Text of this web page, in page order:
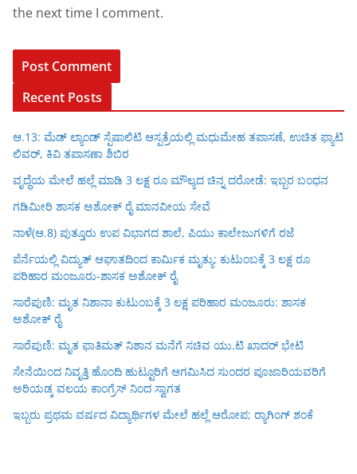
the next time I comment.
Recent Posts
ಆ.13: ಮೆಡ್ ಲ್ಯಾಂಡ್ ಸ್ಪೆಷಾಲಿಟಿ ಆಸ್ಪತ್ರೆಯಲ್ಲಿ ಮಧುಮೇಹ ತಪಾಸಣೆ, ಉಚಿತ ಫ್ಯಾಟಿ
ಲಿವರ್, ಕಿವಿ ತಪಾಸಣಾ ಶಿಬಿರ
ವೃದ್ಧೆಯ ಮೇಲೆ ಹಲ್ಲೆ ಮಾಡಿ 3 ಲಕ್ಷ ರೂ ಮೌಲ್ಯದ ಚಿನ್ನ ದರೋಡೆ: ಇಬ್ಬರ ಬಂಧನ
ಗಡಿಮೀರಿ ಶಾಸಕ ಅಶೋಕ್ ರೈ ಮಾನವೀಯ ಸೇವೆ
ನಾಳೆ(ಆ.8) ಪುತ್ತೂರು ಉಪ ವಿಭಾಗದ ಶಾಲೆ, ಪಿಯು ಕಾಲೇಜುಗಳಿಗೆ ರಜೆ
ಪೆರ್ನೆಯಲ್ಲಿ ವಿದ್ಯುತ್ ಆಘಾತದಿಂದ ಕಾರ್ಮಿಕ ಮೃತ್ಯು: ಕುಟುಂಬಕ್ಕೆ 3 ಲಕ್ಷ ರೂ
ಪರಿಹಾರ ಮಂಜೂರು-ಶಾಸಕ ಅಶೋಕ್ ರೈ
ಸಾರೆಪುಣಿ: ಮೃತ ನಿಶಾನಾ ಕುಟುಂಬಕ್ಕೆ 3 ಲಕ್ಷ ಪರಿಹಾರ ಮಂಜೂರು: ಶಾಸಕ
ಅಶೋಕ್ ರೈ
ಸಾರೆಪುಣಿ: ಮೃತ ಫಾತಿಮತ್ ನಿಶಾನ ಮನೆಗೆ ಸಚಿವ ಯು.ಟಿ ಖಾದರ್ ಭೇಟಿ
ಸೇನೆಯಿಂದ ನಿವೃತ್ತಿ ಹೊಂದಿ ಹುಟ್ಟೂರಿಗೆ ಆಗಮಿಸಿದ ಸುಂದರ ಪೂಜಾರಿಯವರಿಗೆ
ಅರಿಯಡ್ಕ ವಲಯ ಕಾಂಗ್ರೆಸ್ ನಿಂದ ಸ್ವಾಗತ
ಇಬ್ಬರು ಪ್ರಥಮ ವರ್ಷದ ವಿದ್ಯಾರ್ಥಿಗಳ ಮೇಲೆ ಹಲ್ಲೆ ಆರೋಪ; ರ‍್ಯಾಗಿಂಗ್ ಶಂಕೆ